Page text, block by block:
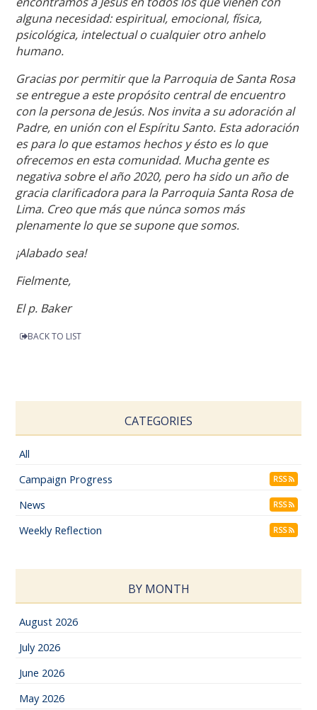
alguna necesidad: espiritual, emocional, física,
psicológica, intelectual o cualquier otro anhelo
humano.
Gracias por permitir que la Parroquia de Santa Rosa
se entregue a este propósito central de encuentro
con la persona de Jesús. Nos invita a su adoración al
Padre, en unión con el Espíritu Santo. Esta adoración
es para lo que estamos hechos y ésto es lo que
ofrecemos en esta comunidad. Mucha gente es
negativa sobre el año 2020, pero ha sido un año de
gracia clarificadora para la Parroquia Santa Rosa de
Lima. Creo que más que núnca somos más
plenamente lo que se supone que somos.
¡Alabado sea!
Fielmente,
El p. Baker
BACK TO LIST
CATEGORIES
All
Campaign Progress
RSS
News RSS
Weekly Reflection RSS
BY MONTH
August 2026
July 2026
June 2026
May 2026